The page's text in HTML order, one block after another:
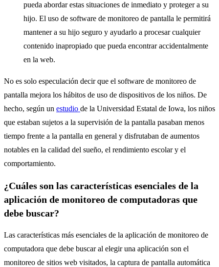
pueda abordar estas situaciones de inmediato y proteger a su
hijo. El uso de software de monitoreo de pantalla le permitirá
mantener a su hijo seguro y ayudarlo a procesar cualquier
contenido inapropiado que pueda encontrar accidentalmente
en la web.
No es solo especulación decir que el software de monitoreo de
pantalla mejora los hábitos de uso de dispositivos de los niños. De
hecho, según un estudio de la Universidad Estatal de Iowa, los niños
que estaban sujetos a la supervisión de la pantalla pasaban menos
tiempo frente a la pantalla en general y disfrutaban de aumentos
notables en la calidad del sueño, el rendimiento escolar y el
comportamiento.
¿Cuáles son las características esenciales de la
aplicación de monitoreo de computadoras que
debe buscar?
Las características más esenciales de la aplicación de monitoreo de
computadora que debe buscar al elegir una aplicación son el
monitoreo de sitios web visitados, la captura de pantalla automática